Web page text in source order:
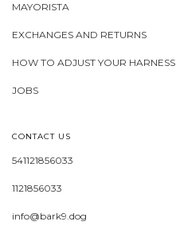
MAYORISTA
EXCHANGES AND RETURNS
HOW TO ADJUST YOUR HARNESS
JOBS
CONTACT US
541121856033
1121856033
info@bark9.dog